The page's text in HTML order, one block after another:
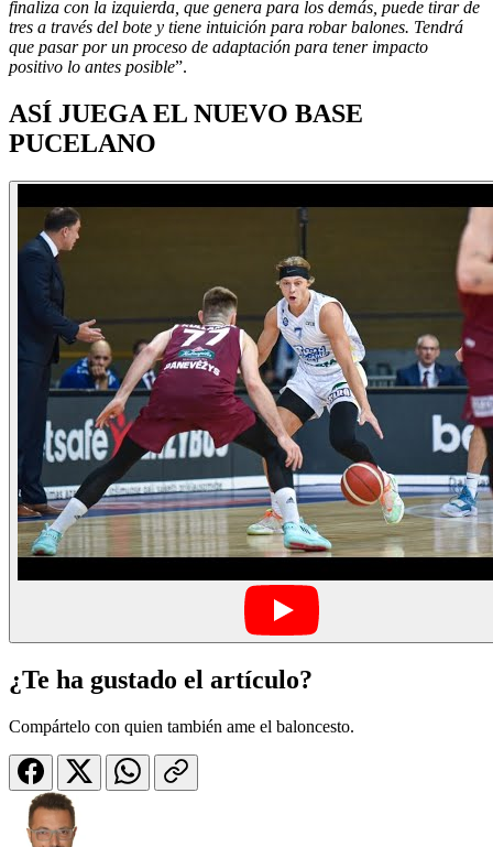
finaliza con la izquierda, que genera para los demás, puede tirar de
tres a través del bote y tiene intuición para robar balones. Tendrá
que pasar por un proceso de adaptación para tener impacto
positivo lo antes posible”.
ASÍ JUEGA EL NUEVO BASE
PUCELANO
¿Te ha gustado el artículo?
Compártelo con quien también ame el baloncesto.